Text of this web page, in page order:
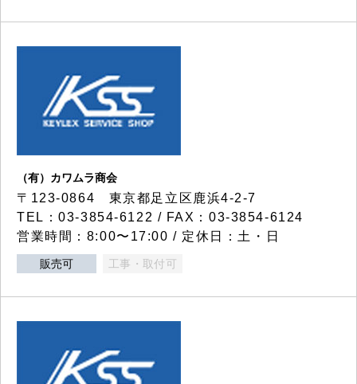
（有）カワムラ商会
〒123-0864 東京都足立区鹿浜4-2-7
TEL：03-3854-6122 / FAX：03-3854-6124
営業時間：8:00〜17:00 / 定休日：土・日
販売可 工事・取付可